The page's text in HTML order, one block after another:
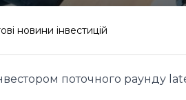
новини інвестицій
поточного раунду